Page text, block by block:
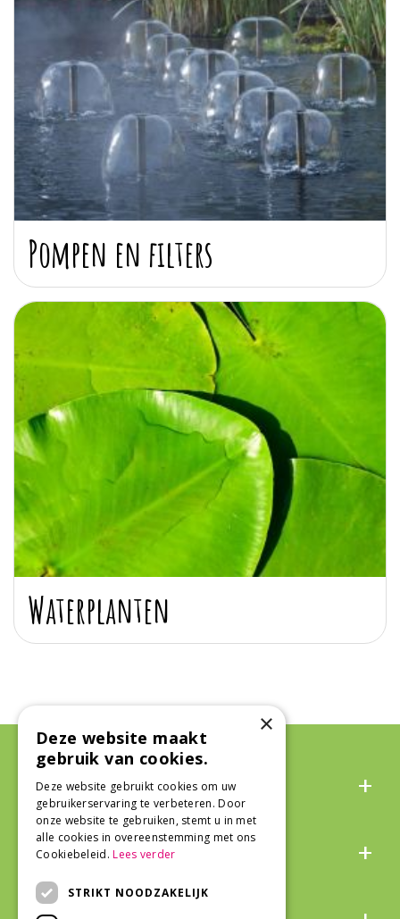
Pompen en filters
Waterplanten
Algemeen
Over ons
×
Deze website maakt
gebruik van cookies.
Deze website gebruikt cookies om uw
gebruikerservaring te verbeteren. Door
onze website te gebruiken, stemt u in met
alle cookies in overeenstemming met ons
Cookiebeleid.Lees verder
STRIKT NOODZAKELIJK